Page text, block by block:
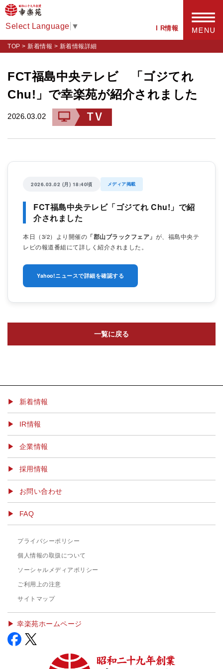
Select Language ▼ I R情報
TOP > 新着情報 > 新着情報詳細
FCT福島中央テレビ 「ゴジてれ
Chu!」で幸楽苑が紹介されました
2026.03.02
2026.03.02 (月) 18:40頃 メディア掲載
FCT福島中央テレビ「ゴジてれ Chu!」で紹
介されました
本日（3/2）より開催の 「郡山ブラックフェア」 が、福島中央テ
レビの報道番組にて詳しく紹介されました。
Yahoo!ニュースで詳細を確認する
一覧に戻る
▶ 新着情報
IR情報
企業情報
採用情報
お問い合わせ
FAQ
プライバシーポリシー
個人情報の取扱について
ソーシャルメディアポリシー
ご利用上の注意
サイトマップ
▶︎ 幸楽苑ホームページ